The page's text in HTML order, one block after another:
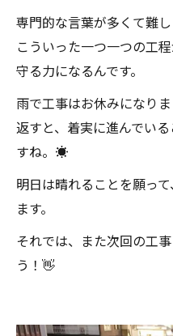
専門的な言葉が多くて難
こういった一つ一つの工
守る力になるんです。
雨で工事はお休みになり
返すと、着実に進んでい
すね。☀️
明日は晴れることを願っ
ます。
それでは、また次回の工
う！👋